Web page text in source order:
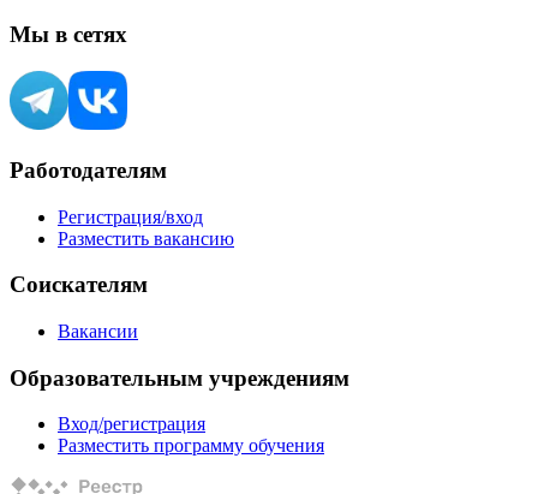
Мы в сетях
Работодателям
Регистрация/вход
Разместить вакансию
Соискателям
Вакансии
Образовательным учреждениям
Вход/регистрация
Разместить программу обучения